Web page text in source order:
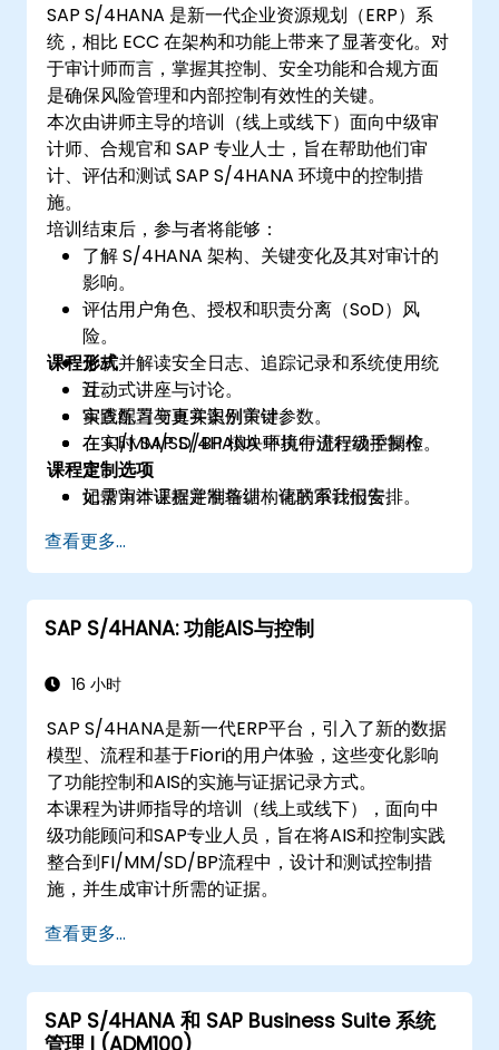
SAP S/4HANA 是新一代企业资源规划（ERP）系
统，相比 ECC 在架构和功能上带来了显著变化。对
于审计师而言，掌握其控制、安全功能和合规方面
是确保风险管理和内部控制有效性的关键。
本次由讲师主导的培训（线上或线下）面向中级审
计师、合规官和 SAP 专业人士，旨在帮助他们审
计、评估和测试 SAP S/4HANA 环境中的控制措
施。
培训结束后，参与者将能够：
了解 S/4HANA 架构、关键变化及其对审计的
影响。
评估用户角色、授权和职责分离（SoD）风
险。
分析并解读安全日志、追踪记录和系统使用统
计。
审查配置变更并识别关键参数。
在 FI/MM/SD/BP 模块中执行流程级控制检
查。
记录审计证据并准备结构化的审计报告。
课程形式
互动式讲座与讨论。
实践练习与真实案例审计。
在实时 SAP S/4HANA 环境中进行动手操作。
课程定制选项
如需为本课程定制培训，请联系我们安排。
查看更多...
SAP S/4HANA: 功能AIS与控制
16 小时
SAP S/4HANA是新一代ERP平台，引入了新的数据
模型、流程和基于Fiori的用户体验，这些变化影响
了功能控制和AIS的实施与证据记录方式。
本课程为讲师指导的培训（线上或线下），面向中
级功能顾问和SAP专业人员，旨在将AIS和控制实践
整合到FI/MM/SD/BP流程中，设计和测试控制措
施，并生成审计所需的证据。
查看更多...
SAP S/4HANA 和 SAP Business Suite 系统
管理 I (ADM100)